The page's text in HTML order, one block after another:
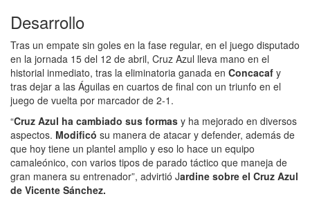
Desarrollo
Tras un empate sin goles en la fase regular, en el juego disputado
en la jornada 15 del 12 de abril, Cruz Azul lleva mano en el
historial inmediato, tras la eliminatoria ganada en Concacaf y
tras dejar a las Águilas en cuartos de final con un triunfo en el
juego de vuelta por marcador de 2-1.
“Cruz Azul ha cambiado sus formas y ha mejorado en diversos
aspectos. Modificó su manera de atacar y defender, además de
que hoy tiene un plantel amplio y eso lo hace un equipo
camaleónico, con varios tipos de parado táctico que maneja de
gran manera su entrenador”, advirtió Jardine sobre el Cruz Azul
de Vicente Sánchez.